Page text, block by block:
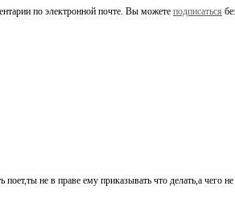
по электронной почте. Вы можете подписаться
не в праве ему приказывать что делать,а чего не